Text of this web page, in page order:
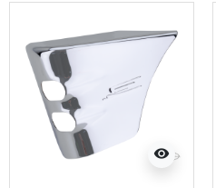
visibility